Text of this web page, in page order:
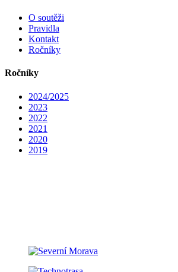
O soutěži
Pravidla
Kontakt
Ročníky
Ročníky
2024/2025
2023
2022
2021
2020
2019